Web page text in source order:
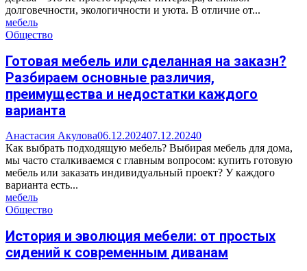
долговечности, экологичности и уюта. В отличие от...
мебель
Общество
Готовая мебель или сделанная на заказн?
Разбираем основные различия,
преимущества и недостатки каждого
варианта
Анастасия Акулова06.12.202407.12.20240
Как выбрать подходящую мебель? Выбирая мебель для дома,
мы часто сталкиваемся с главным вопросом: купить готовую
мебель или заказать индивидуальный проект? У каждого
варианта есть...
мебель
Общество
История и эволюция мебели: от простых
сидений к современным диванам